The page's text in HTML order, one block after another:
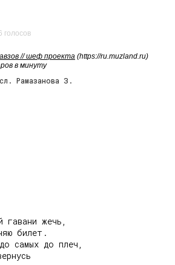
голосов
// шеф проекта (https://ru.muzland.ru)
в минуту
Рамазанова З.